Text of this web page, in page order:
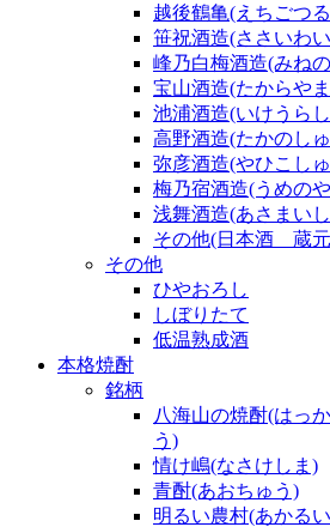
越後鶴亀(えちごつ
笹祝酒造(ささいわ
峰乃白梅酒造(みね
宝山酒造(たからや
池浦酒造(いけうら
高野酒造(たかのし
弥彦酒造(やひこし
梅乃宿酒造(うめの
浅舞酒造(あさまい
その他(日本酒 蔵
その他
ひやおろし
しぼりたて
低温熟成酒
本格焼酎
銘柄
八海山の焼酎(はっ
う)
情け嶋(なさけしま)
青酎(あおちゅう)
明るい農村(あかる